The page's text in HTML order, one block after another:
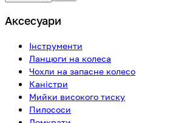
Аксесуари
Інструменти
Ланцюги на колеса
Чохли на запасне колесо
Каністри
Мийки високого тиску
Пилососи